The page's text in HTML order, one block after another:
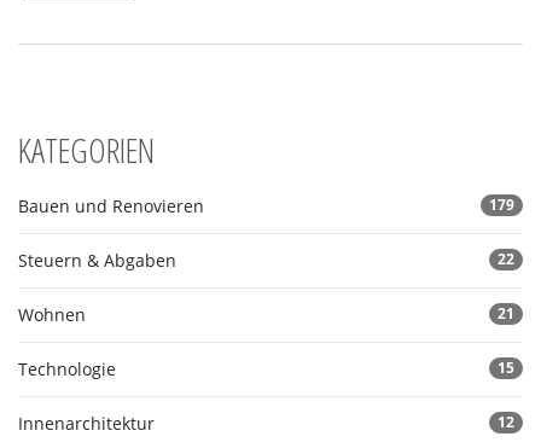
KATEGORIEN
Bauen und Renovieren 179
Steuern & Abgaben 22
Wohnen 21
Technologie 15
Innenarchitektur 12